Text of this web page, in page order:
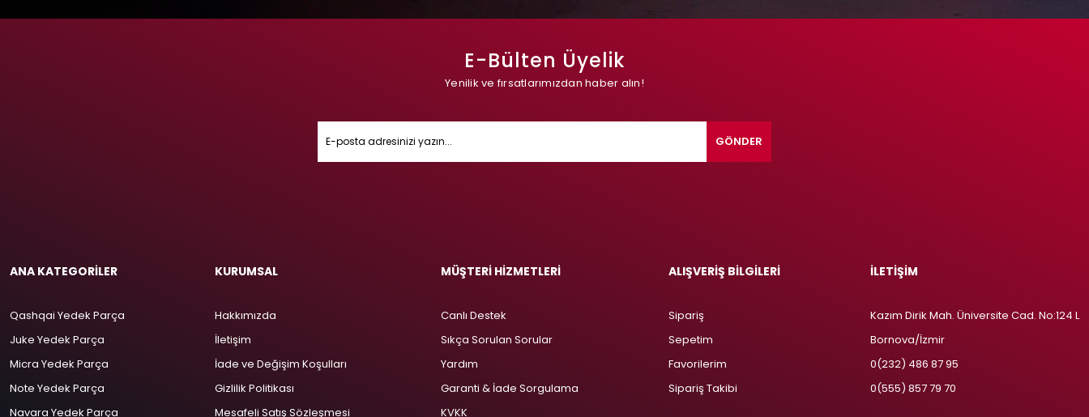
E-Bülten Üyelik
Yenilik ve fırsatlarımızdan haber alın!
GÖNDER
ANA KATEGORİLER
Qashqai Yedek Parça
Juke Yedek Parça
Micra Yedek Parça
Note Yedek Parça
Navara Yedek Parça
KURUMSAL
Hakkımızda
İletişim
İade ve Değişim Koşulları
Gizlilik Politikası
Mesafeli Satış Sözleşmesi
MÜŞTERİ HİZMETLERİ
Canlı Destek
Sıkça Sorulan Sorular
Yardım
Garanti & İade Sorgulama
KVKK
ALIŞVERİŞ BİLGİLERİ
Sipariş
Sepetim
Favorilerim
Sipariş Takibi
İLETİŞİM
Kazım Dirik Mah. Üniversite Cad. No:124 L
Bornova/İzmir
0(232) 486 87 95
0(555) 857 79 70